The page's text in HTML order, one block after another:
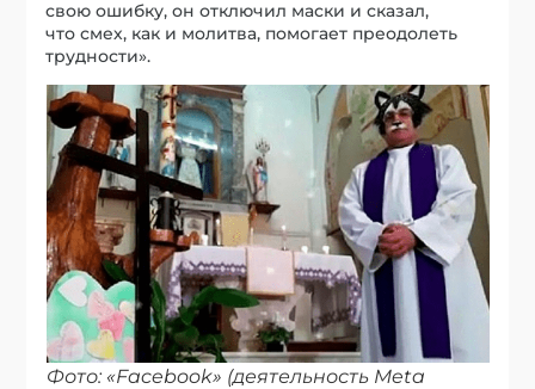
свою ошибку, он отключил маски и сказал,
что смех, как и молитва, помогает преодолеть
трудности».
Фото: «Facebook» (деятельность Meta